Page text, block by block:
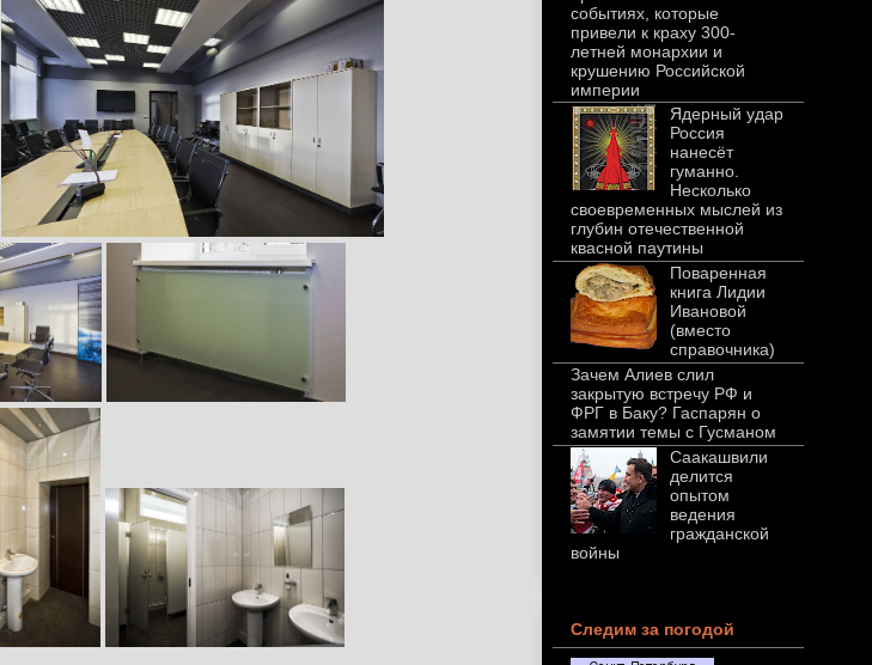
событиях, которые
привели к краху 300-
летней монархии и
крушению Российской
империи
Ядерный удар
Россия
нанесёт
гуманно.
Несколько
своевременных мыслей из
глубин отечественной
квасной паутины
Поваренная
книга Лидии
Ивановой
(вместо
справочника)
Зачем Алиев слил
закрытую встречу РФ и
ФРГ в Баку? Гаспарян о
замятии темы с Гусманом
Саакашвили
делится
опытом
ведения
гражданской
войны
Следим за погодой